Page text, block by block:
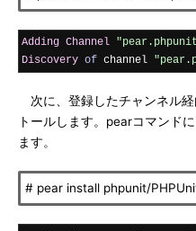
Adding Channel
Discovery of channel
次に、登録したチャンネル
トールします。pearコマンド
ます。
# pear install phpunit/